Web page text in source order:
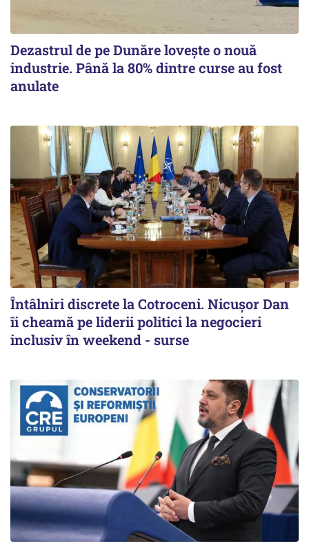
Dezastrul de pe Dunăre lovește o nouă
industrie. Până la 80% dintre curse au fost
anulate
Întâlniri discrete la Cotroceni. Nicușor Dan
îi cheamă pe liderii politici la negocieri
inclusiv în weekend - surse